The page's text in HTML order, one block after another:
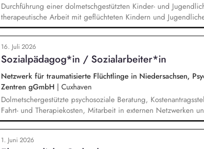
Durchführung einer dolmetschgestützten Kinder- und
therapeutische Arbeit mit geflüchteten Kindern und
Fachberatung, Dokumentation und Austausch mit dem Team,
externen Netzwerken und Arbeitsgruppen.
16. Juli 2026
Sozialpädagog*in / Sozialarbeiter*in
Netzwerk für traumatisierte Flüchtlinge in Niedersachsen,
Zentren gGmbH | Cuxhaven
Dolmetschergestützte psychosoziale Beratung,
Fahrt- und Therapiekosten, Mitarbeit in externen Netzwerken
Vermittlung in die psychiatrische / psychotherapeutische
1. Juni 2026